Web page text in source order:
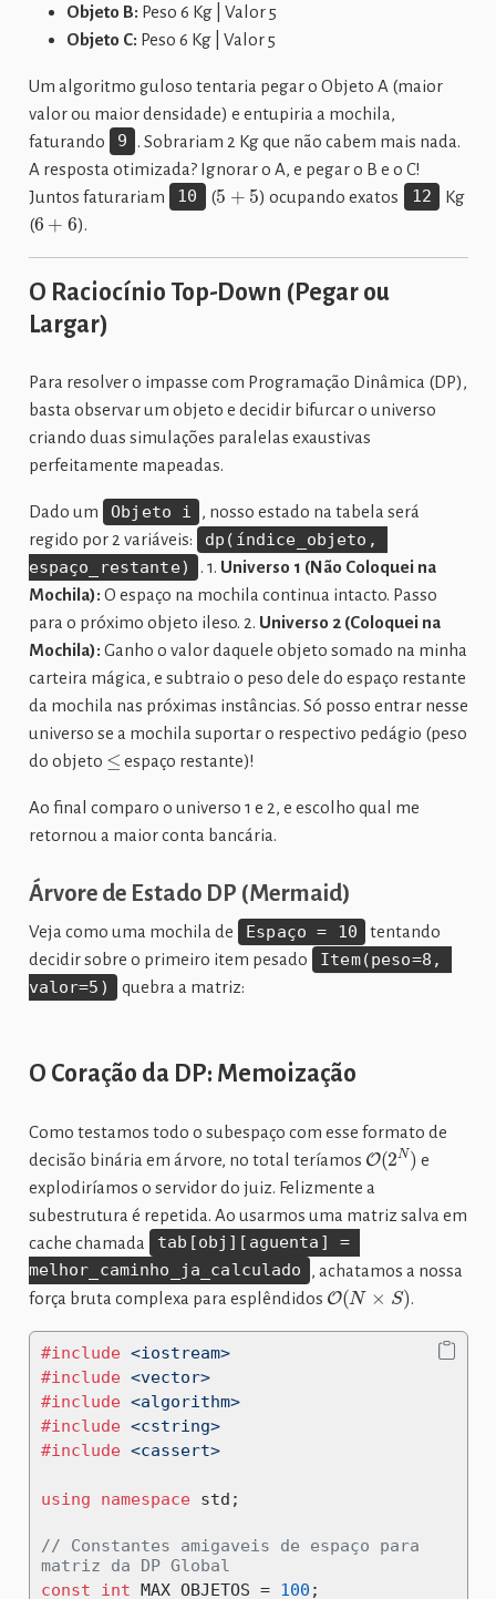
Objeto B: Peso 6 Kg | Valor 5
Objeto C: Peso 6 Kg | Valor 5
Um algoritmo guloso tentaria pegar o Objeto A (maior
valor ou maior densidade) e entupiria a mochila,
faturando
9
. Sobrariam 2 Kg que não cabem mais nada.
A resposta otimizada? Ignorar o A, e pegar o B e o C!
Juntos faturariam
10 (5 5 ) ocupando exatos 12
Kg
(6+ 6 ).
O Raciocínio Top-Down (Pegar ou
Largar)
Para resolver o impasse com Programação Dinâmica (DP),
basta observar um objeto e decidir bifurcar o universo
criando duas simulações paralelas exaustivas
perfeitamente mapeadas.
Dado um Objeto i
, nosso estado na tabela será
regido por 2 variáveis:
dp(índice_objeto,
espaço_restante)
. 1. Universo 1 (Não Coloquei na
Mochila): O espaço na mochila continua intacto. Passo
para o próximo objeto ileso. 2. Universo 2 (Coloquei na
Mochila): Ganho o valor daquele objeto somado na minha
carteira mágica, e subtraio o peso dele do espaço restante
da mochila nas próximas instâncias. Só posso entrar nesse
universo se a mochila suportar o respectivo pedágio (peso
do objeto ≤ espaço restante)!
Ao final comparo o universo 1 e 2, e escolho qual me
retornou a maior conta bancária.
Árvore de Estado DP (Mermaid)
Veja como uma mochila de Espaço = 10
tentando
decidir sobre o primeiro item pesado
Item(peso=8,
valor=5)
quebra a matriz:
O Coração da DP: Memoização
Como testamos todo o subespaço com esse formato de
decisão binária em árvore, no total teríamos O(2N) e
explodiríamos o servidor do juiz. Felizmente a
subestrutura é repetida. Ao usarmos uma matriz salva em
cache chamada
tab[obj][aguenta] =
melhor_caminho_ja_calculado
, achatamos a nossa
força bruta complexa para esplêndidos O(N× S ) .
#include <iostream>
#include <vector>
#include <algorithm>
#include <cstring>
#include <cassert>
using namespace std ;
// Constantes amigaveis de espaço para
matriz da DP Global
const
int MAX_OBJETOS = 100 ;